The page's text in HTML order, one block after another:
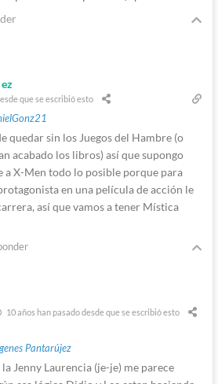
que se escribió esto
quedar sin los Juegos del Hambre (o
acabado los libros) así que supongo
a X-Men todo lo posible porque para
en una película de acción le
así que vamos a tener Mística
10 años han pasado desde que se escribió esto
Pantarújez
Jenny Laurencia (je-je) me parece